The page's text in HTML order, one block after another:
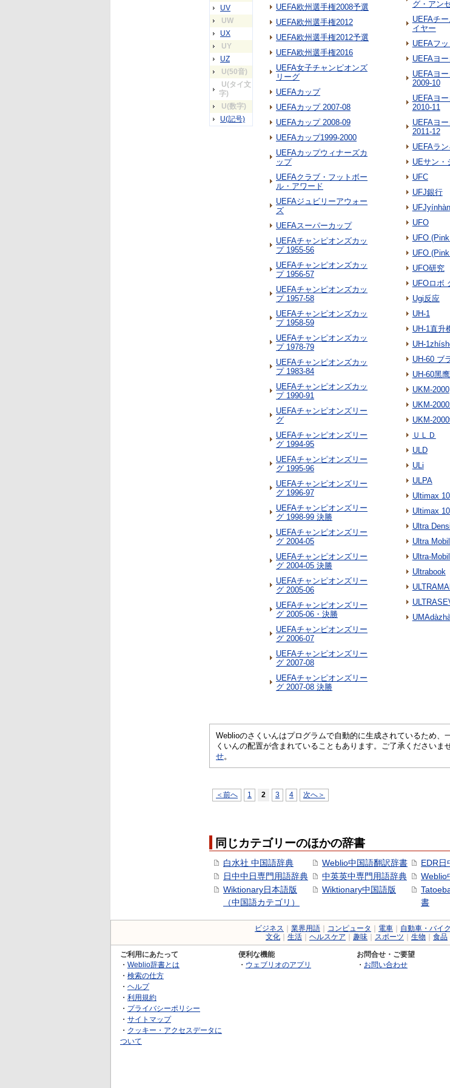
UV
UW
UX
UY
UZ
U(50音)
U(タイ文
字)
U(数字)
U(記号)
UEFA欧州選手権2008予選
UEFA欧州選手権2012
UEFA欧州選手権2012予選
UEFA欧州選手権2016
UEFA女子チャンピオンズ
リーグ
UEFAカップ
UEFAカップ 2007-08
UEFAカップ 2008-09
UEFAカップ1999-2000
UEFAカップウィナーズカ
ップ
UEFAクラブ・フットボー
ル・アワード
UEFAジュビリーアウォー
ズ
UEFAスーパーカップ
UEFAチャンピオンズカッ
プ 1955-56
UEFAチャンピオンズカッ
プ 1956-57
UEFAチャンピオンズカッ
プ 1957-58
UEFAチャンピオンズカッ
プ 1958-59
UEFAチャンピオンズカッ
プ 1978-79
UEFAチャンピオンズカッ
プ 1983-84
UEFAチャンピオンズカッ
プ 1990-91
UEFAチャンピオンズリー
グ
UEFAチャンピオンズリー
グ 1994-95
UEFAチャンピオンズリー
グ 1995-96
UEFAチャンピオンズリー
グ 1996-97
UEFAチャンピオンズリー
グ 1998-99 決勝
UEFAチャンピオンズリー
グ 2004-05
UEFAチャンピオンズリー
グ 2004-05 決勝
UEFAチャンピオンズリー
グ 2005-06
UEFAチャンピオンズリー
グ 2005-06・決勝
UEFAチャンピオンズリー
グ 2006-07
UEFAチャンピオンズリー
グ 2007-08
UEFAチャンピオンズリー
グ 2007-08 決勝
グ・アン
UEFAチ
イヤー
UEFAフ
UEFAヨ
UEFAヨ
2009-10
UEFAヨ
2010-11
UEFAヨ
2011-12
UEFAラ
UEサン・
UFC
UFJ銀行
UFO
UFO
UFO
UFO研究
UFOロボ
Ugi反应
UH-1
UH-1直升
UH-
UH-60 ブ
UH-60黑
UKM-2000
UKM-
UKM-
ＵＬＤ
ULD
ULi
ULPA
Ultimax
Ultimax
Ultra
Ultra
Ultra-
Ultrabook
Weblioのさくいんはプログラムで自動的に生成されているため、
くいんの配置が含まれていることもあります。ご了承くださいませ
せ。
＜前へ 1 2 3 4 次へ＞
同じカテゴリーのほかの辞書
白水社 中国語辞典
日中中日専門用語辞典
Wiktionary日本語版
（中国語カテゴリ）
Weblio中国語翻訳辞書
中英英中専門用語辞典
Wiktionary中国語版
EDR日
Weblio
書
ビジネス 業界用語 コンピュータ 電車 自動車・バイク
文化
生活 ヘルスケア 趣味 スポーツ 生物 食品
ご利用にあたって
・ Weblio辞書とは
・ 検索の仕方
・ ヘルプ
・ 利用規約
・ プライバシーポリシー
・ サイトマップ
・ クッキー・アクセスデータに
ついて
便利な機能
・ ウェブリオのアプリ
お問合せ・ご要望
・ お問い合わせ